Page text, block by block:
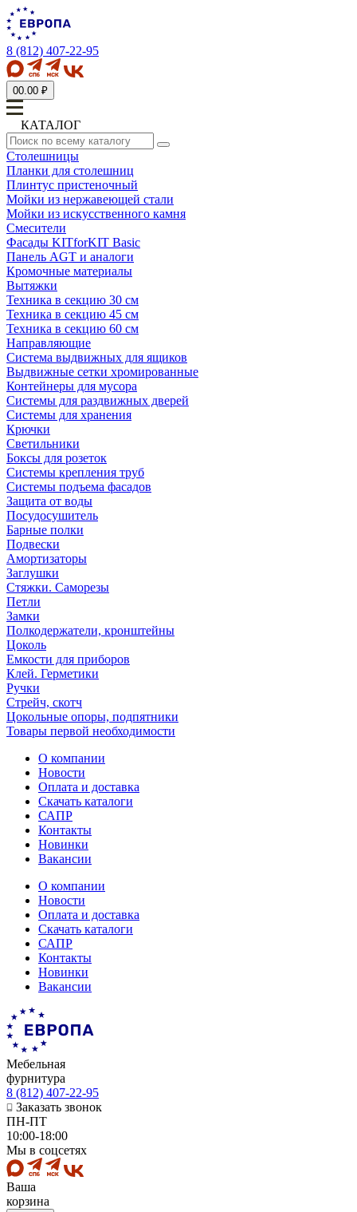
8 (812) 407-22-95
00.00 ₽
КАТАЛОГ
Столешницы
Планки для столешниц
Плинтус пристеночный
Мойки из нержавеющей стали
Мойки из искусственного камня
Смесители
Фасады KITforKIT Basic
Панель AGT и аналоги
Кромочные материалы
Вытяжки
Техника в секцию 30 см
Техника в секцию 45 см
Техника в секцию 60 см
Направляющие
Система выдвижных для ящиков
Выдвижные сетки хромированные
Контейнеры для мусора
Системы для раздвижных дверей
Системы для хранения
Крючки
Светильники
Боксы для розеток
Системы крепления труб
Системы подъема фасадов
Защита от воды
Посудосушитель
Барные полки
Подвески
Амортизаторы
Заглушки
Стяжки. Саморезы
Петли
Замки
Полкодержатели, кронштейны
Цоколь
Емкости для приборов
Клей. Герметики
Ручки
Стрейч, скотч
Цокольные опоры, подпятники
Товары первой необходимости
О компании
Новости
Оплата и доставка
Скачать каталоги
САПР
Контакты
Новинки
Вакансии
О компании
Новости
Оплата и доставка
Скачать каталоги
САПР
Контакты
Новинки
Вакансии
Мебельная
фурнитура
8 (812) 407-22-95
Заказать звонок
ПН-ПТ
10:00-18:00
Мы в соцсетях
Ваша
корзина